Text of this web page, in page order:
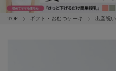
TOP ギフト・おむつケーキ 出産祝い